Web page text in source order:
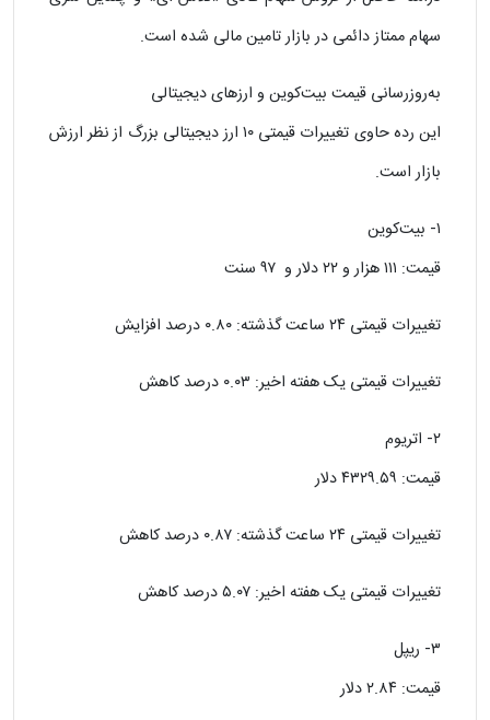
سهام ممتاز دائمی در بازار تامین مالی شده است.
به‌روزرسانی قیمت بیت‌کوین و ارزهای دیجیتالی
این رده حاوی تغییرات قیمتی ۱۰ ارز دیجیتالی بزرگ از نظر ارزش
بازار است.
۱- بیت‌کوین
قیمت: ۱۱۱ هزار و ۲۲ دلار و ۹۷ سنت
تغییرات قیمتی ۲۴ ساعت گذشته: ۰.۸۰ درصد افزایش
تغییرات قیمتی یک هفته اخیر: ۰.۰۳ درصد کاهش
۲- اتریوم
قیمت: ۴۳۲۹.۵۹ دلار
تغییرات قیمتی ۲۴ ساعت گذشته: ۰.۸۷ درصد کاهش
تغییرات قیمتی یک هفته اخیر: ۵.۰۷ درصد کاهش
۳- ریپل
قیمت: ۲.۸۴ دلار